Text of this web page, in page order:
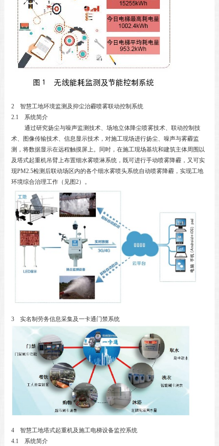
2 智慧工地环境监测及抑尘治霾喷雾联动控制系统
2.1 系统简介
通过研究扬尘与噪声监测技术、场地立体降尘喷雾技术、联动控制技
术、图像传输技术、信息显示技术，对施工现场进行扬尘、噪声与雾霾监
测，将数据显示在远程触摸屏上。同时，在施工现场基坑和建筑主体周围以
及塔式起重机吊臂上布置细水雾喷淋系统，既可进行手动喷雾降霾，又可实
现PM2.5检测后联动场区内的各个细水雾喷头系统自动喷雾降霾，实现工地
环境综合治理工作（见图2）。
3 实名制劳务信息采集及一卡通门禁系统
4 智慧工地塔式起重机及施工电梯设备监控系统
4.1 系统简介